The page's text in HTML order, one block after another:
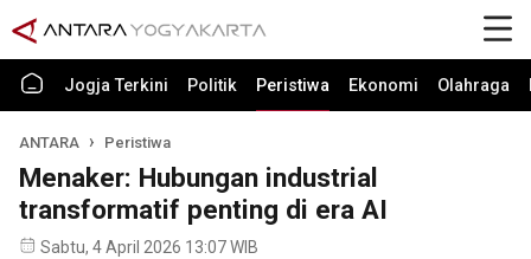
Jogja Terkini Politik Peristiwa Ekonomi Olahraga
ANTARA Peristiwa
Menaker: Hubungan industrial
transformatif penting di era AI
Sabtu, 4 April 2026 13:07 WIB